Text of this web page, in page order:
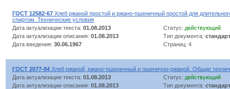
ГОСТ 12582-67 Хлеб ржаной простой и ржано-пшеничный простой для
спиртом. Технические условия
Дата актуализации текста: 01.08.2013 Статус: действующий
Дата актуализации описания: 01.08.2013 Тип документа: стандарт
Дата введения: 30.06.1967 Страниц: 4
ГОСТ 2077-84 Хлеб ржаной, ржано-пшеничный и пшенично-ржаной. Общие
Дата актуализации текста: 01.08.2013 Статус: действующий
Дата актуализации описания: 01.08.2013 Тип документа: стандарт